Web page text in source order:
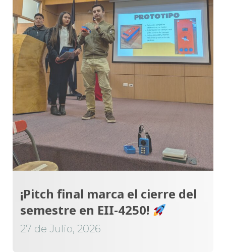
¡Pitch final marca el cierre del
semestre en EII-4250!
27 de Julio, 2026